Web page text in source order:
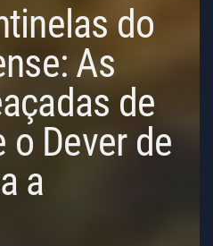
do
As
de
o Dever de
a